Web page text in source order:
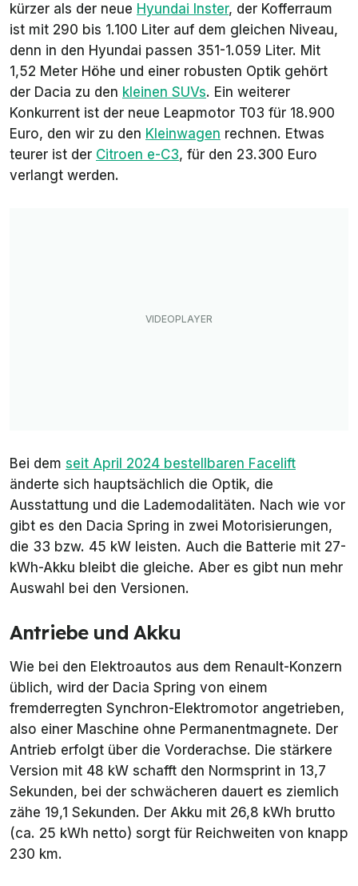
kürzer als der neue Hyundai Inster, der Kofferraum
ist mit 290 bis 1.100 Liter auf dem gleichen Niveau,
denn in den Hyundai passen 351-1.059 Liter. Mit
1,52 Meter Höhe und einer robusten Optik gehört
der Dacia zu den kleinen SUVs. Ein weiterer
Konkurrent ist der neue Leapmotor T03 für 18.900
Euro, den wir zu den Kleinwagen rechnen. Etwas
teurer ist der Citroen e-C3, für den 23.300 Euro
verlangt werden.
Bei dem seit April 2024 bestellbaren Facelift
änderte sich hauptsächlich die Optik, die
Ausstattung und die Lademodalitäten. Nach wie vor
gibt es den Dacia Spring in zwei Motorisierungen,
die 33 bzw. 45 kW leisten. Auch die Batterie mit 27-
kWh-Akku bleibt die gleiche. Aber es gibt nun mehr
Auswahl bei den Versionen.
Antriebe und Akku
Wie bei den Elektroautos aus dem Renault-Konzern
üblich, wird der Dacia Spring von einem
fremderregten Synchron-Elektromotor angetrieben,
also einer Maschine ohne Permanentmagnete. Der
Antrieb erfolgt über die Vorderachse. Die stärkere
Version mit 48 kW schafft den Normsprint in 13,7
Sekunden, bei der schwächeren dauert es ziemlich
zähe 19,1 Sekunden. Der Akku mit 26,8 kWh brutto
(ca. 25 kWh netto) sorgt für Reichweiten von knapp
230 km.